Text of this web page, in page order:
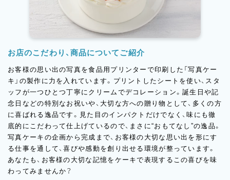
お店のこだわり、商品についてご紹介
お客様の思い出の写真を食品用プリンターで印刷した「写真ケー
キ」の製作に力を入れています。プリントしたシートを使い、スタ
ッフが一つひとつ丁寧にクリームでデコレーション。誕生日や記
念日などの特別なお祝いや、大切な方への贈り物として、多くの方
に喜ばれる逸品です。見た目のインパクトだけでなく、味にも徹
底的にこだわって仕上げているので、まさに“おもてなし”の逸品。
写真ケーキの企画から完成まで、お客様の大切な思い出を形にす
る仕事を通して、喜びや感動を創り出せる環境が整っています。
あなたも、お客様の大切な記憶をケーキで表現するこの喜びを味
わってみませんか？